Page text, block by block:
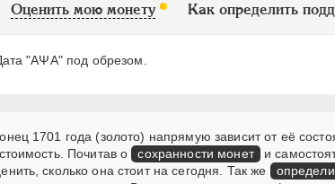
Оценить мою монету Как определить
"АΨА" под обрезом.
1701 года (золото) напрямую зависит от её
Почитав о сохранности монет и
сколько она стоит на сегодня. Так же